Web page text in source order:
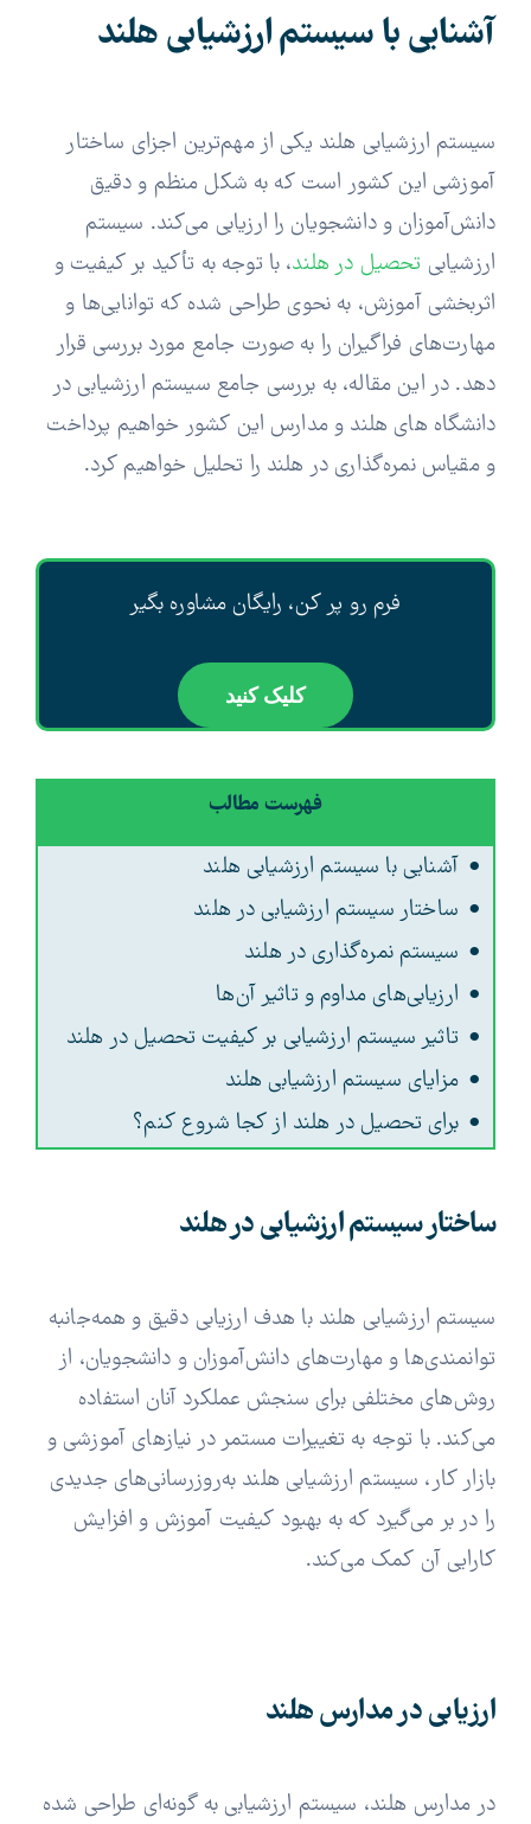
آشنایی با سیستم ارزشیابی هلند
سیستم ارزشیابی هلند یکی از مهم‌ترین اجزای ساختار
آموزشی این کشور است که به شکل منظم و دقیق
دانش‌آموزان و دانشجویان را ارزیابی می‌کند. سیستم
ارزشیابی تحصیل در هلند، با توجه به تأکید بر کیفیت و
اثربخشی آموزش، به نحوی طراحی شده که توانایی‌ها و
مهارت‌های فراگیران را به صورت جامع مورد بررسی قرار
دهد. در این مقاله، به بررسی جامع سیستم ارزشیابی در
دانشگاه های هلند و مدارس این کشور خواهیم پرداخت
و مقیاس نمره‌گذاری در هلند را تحلیل خواهیم کرد.
فرم رو پر کن، رایگان مشاوره بگیر
کلیک کنید
فهرست مطالب
آشنایی با سیستم ارزشیابی هلند
ساختار سیستم ارزشیابی در هلند
سیستم نمره‌گذاری در هلند
ارزیابی‌های مداوم و تاثیر آن‌ها
تاثیر سیستم ارزشیابی بر کیفیت تحصیل در هلند
مزایای سیستم ارزشیابی هلند
برای تحصیل در هلند از کجا شروع کنم؟
ساختار سیستم ارزشیابی در هلند
سیستم ارزشیابی هلند با هدف ارزیابی دقیق و همه‌جانبه
توانمندی‌ها و مهارت‌های دانش‌آموزان و دانشجویان، از
روش‌های مختلفی برای سنجش عملکرد آنان استفاده
می‌کند. با توجه به تغییرات مستمر در نیازهای آموزشی و
بازار کار، سیستم ارزشیابی هلند به‌روزرسانی‌های جدیدی
را در بر می‌گیرد که به بهبود کیفیت آموزش و افزایش
کارایی آن کمک می‌کند.
ارزیابی در مدارس هلند
در مدارس هلند، سیستم ارزشیابی به گونه‌ای طراحی شده